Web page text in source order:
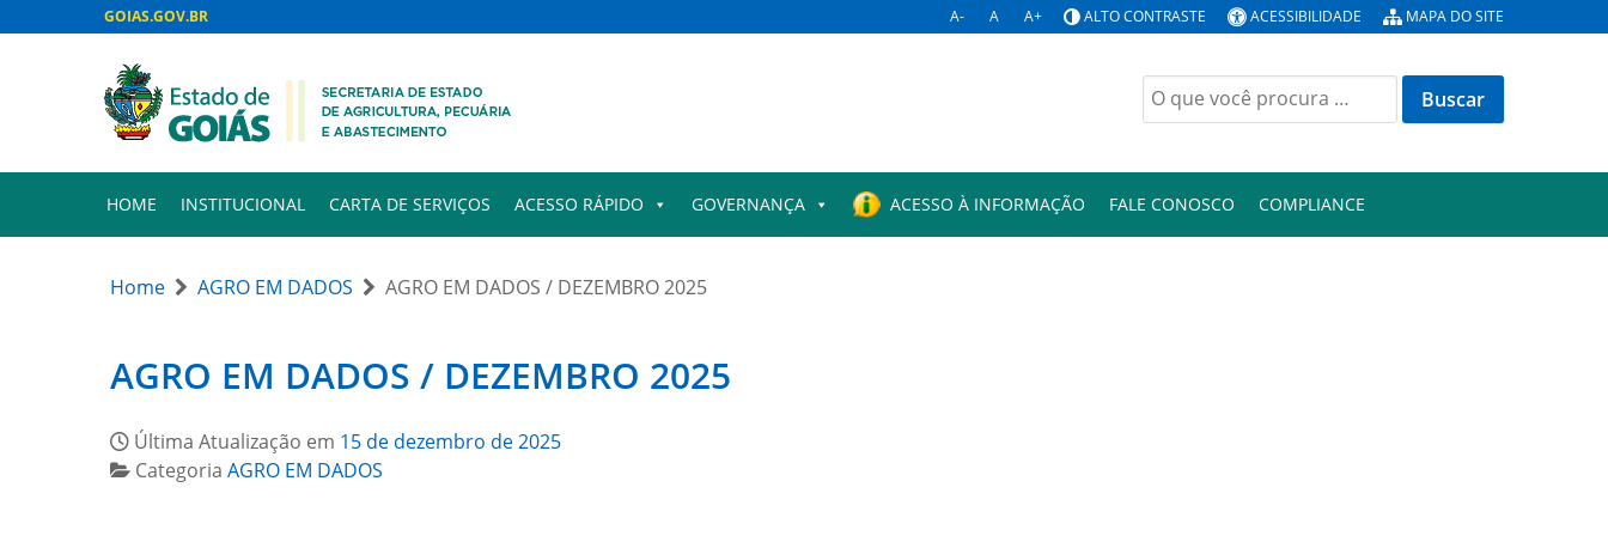
GOIAS.GOV.BR A- A A+ ALTO CONTRASTE ACESSIBILIDADE MAPA DO SITE
Buscar
por:
HOME INSTITUCIONAL CARTA DE SERVIÇOS ACESSO RÁPIDO GOVERNANÇA ACESSO À INFORMAÇÃO FALE CONOSCO COMPLIANCE
Home AGRO EM DADOS AGRO EM DADOS / DEZEMBRO 2025
AGRO EM DADOS / DEZEMBRO 2025
Última Atualização em 15 de dezembro de 2025
Categoria AGRO EM DADOS